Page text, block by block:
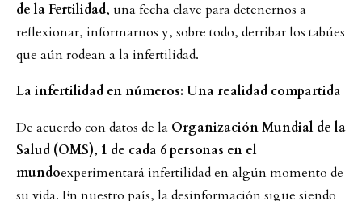
de la Fertilidad, una fecha clave para detenernos a
reflexionar, informarnos y, sobre todo, derribar los tabúes
que aún rodean a la infertilidad.
La infertilidad en números: Una realidad compartida
De acuerdo con datos de la Organización Mundial de la
Salud (OMS), 1 de cada 6 personas en el
mundoexperimentará infertilidad en algún momento de
su vida. En nuestro país, la desinformación sigue siendo